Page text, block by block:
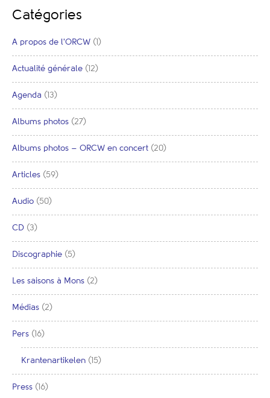
Catégories
A propos de l'ORCW (1)
Actualité générale (12)
Agenda (13)
Albums photos (27)
Albums photos – ORCW en concert (20)
Articles (59)
Audio (50)
CD (3)
Discographie (5)
Les saisons à Mons (2)
Médias (2)
Pers (16)
Krantenartikelen (15)
Press (16)